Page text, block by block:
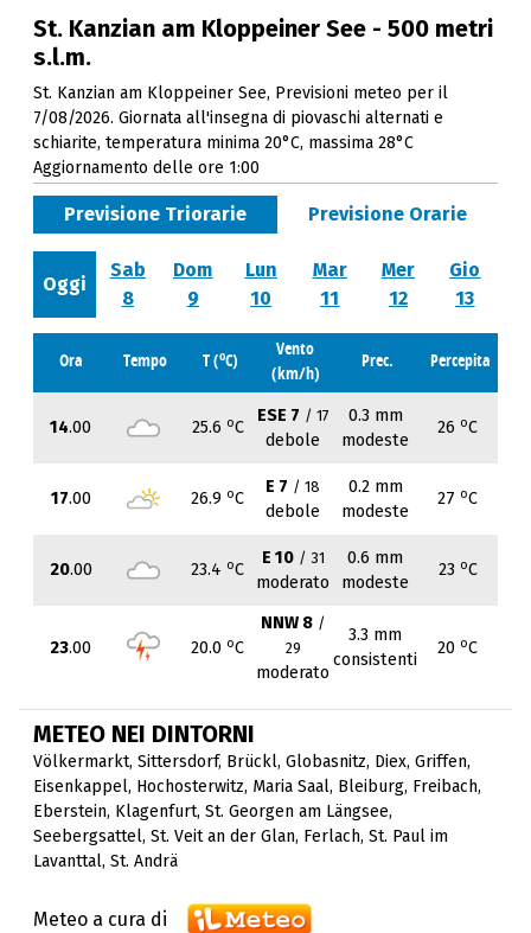
St. Kanzian am Kloppeiner See - 500 metri
s.l.m.
St. Kanzian am Kloppeiner See, Previsioni meteo per il
7/08/2026. Giornata all'insegna di piovaschi alternati e
schiarite, temperatura minima 20°C, massima 28°C
Aggiornamento delle ore 1:00
Previsione Triorarie Previsione Orarie
Oggi
Sab
8
Dom
9
Lun
10
Mar
11
Mer
12
Gio
13
Ora Tempo T (oC)
Vento
(km/h)
Prec. Percepita
14.00 25.6 oC
ESE 7 / 17
debole
0.3 mm
modeste
26 oC
17.00 26.9 oC
E 7 / 18
debole
0.2 mm
modeste
27 oC
20.00 23.4 oC
E 10 / 31
moderato
0.6 mm
modeste
23 oC
23.00 20.0 oC
NNW 8 /
29
moderato
3.3 mm
consistenti
20 oC
METEO NEI DINTORNI
Völkermarkt, Sittersdorf, Brückl, Globasnitz, Diex, Griffen,
Eisenkappel, Hochosterwitz, Maria Saal, Bleiburg, Freibach,
Eberstein, Klagenfurt, St. Georgen am Längsee,
Seebergsattel, St. Veit an der Glan, Ferlach, St. Paul im
Lavanttal, St. Andrä
Meteo a cura di